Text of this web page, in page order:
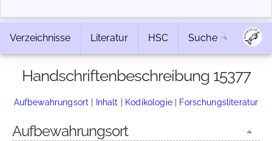
Verzeichnisse Literatur HSC Suche
Handschriftenbeschreibung 15377
Aufbewahrungsort | Inhalt | Kodikologie| Forschungsliteratur
Aufbewahrungsort